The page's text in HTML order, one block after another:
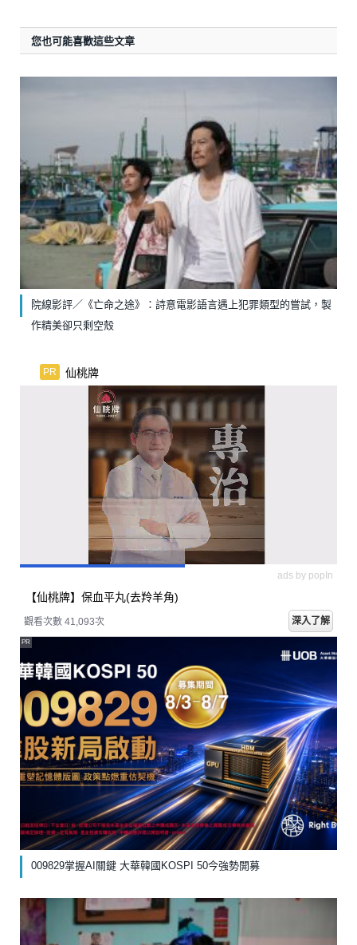
您也可能喜歡這些文章
院線影評／《亡命之途》：詩意電影語言遇上犯罪類型的嘗試，製
作精美卻只剩空殼
PR 仙桃牌
ads by popIn
【仙桃牌】保血平丸(去羚羊角)
觀看次數 41,093次 深入了解
009829掌握AI關鍵 大華韓國KOSPI 50今強勢開募
PR